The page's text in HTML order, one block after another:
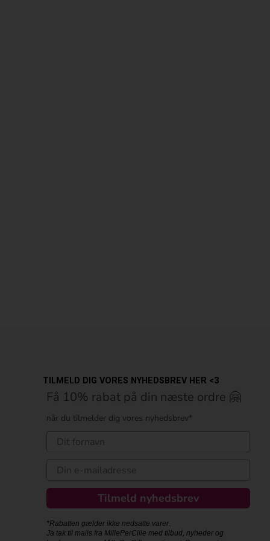
TILMELD DIG VORES NYHEDSBREV HER <3
Få 10% rabat på din næste ordre 🤗
når du tilmelder dig vores nyhedsbrev*
Tilmeld nyhedsbrev
*Rabatten gælder ikke nedsatte varer.
Ja tak til mails fra MillePerCille med tilbud, nyheder og